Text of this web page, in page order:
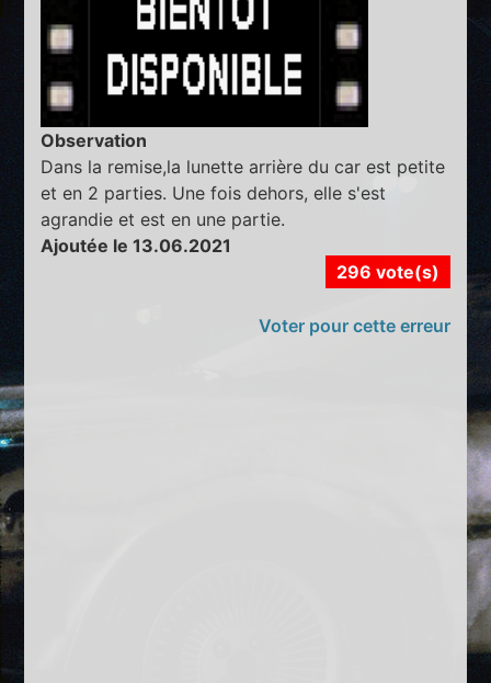
Observation
Dans la remise,la lunette arrière du car est petite
et en 2 parties. Une fois dehors, elle s'est
agrandie et est en une partie.
Ajoutée le 13.06.2021
296 vote(s)
Voter pour cette erreur